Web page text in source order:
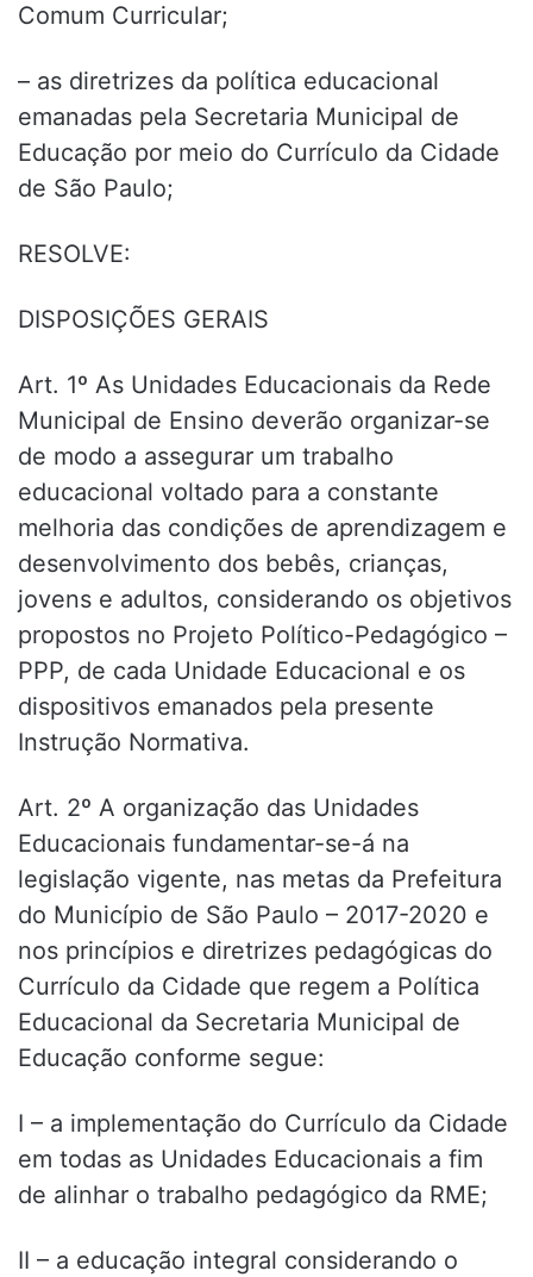
Comum Curricular;
– as diretrizes da política educacional
emanadas pela Secretaria Municipal de
Educação por meio do Currículo da Cidade
de São Paulo;
RESOLVE:
DISPOSIÇÕES GERAIS
Art. 1º As Unidades Educacionais da Rede
Municipal de Ensino deverão organizar-se
de modo a assegurar um trabalho
educacional voltado para a constante
melhoria das condições de aprendizagem e
desenvolvimento dos bebês, crianças,
jovens e adultos, considerando os objetivos
propostos no Projeto Político-Pedagógico –
PPP, de cada Unidade Educacional e os
dispositivos emanados pela presente
Instrução Normativa.
Art. 2º A organização das Unidades
Educacionais fundamentar-se-á na
legislação vigente, nas metas da Prefeitura
do Município de São Paulo – 2017-2020 e
nos princípios e diretrizes pedagógicas do
Currículo da Cidade que regem a Política
Educacional da Secretaria Municipal de
Educação conforme segue:
I – a implementação do Currículo da Cidade
em todas as Unidades Educacionais a fim
de alinhar o trabalho pedagógico da RME;
II – a educação integral considerando o